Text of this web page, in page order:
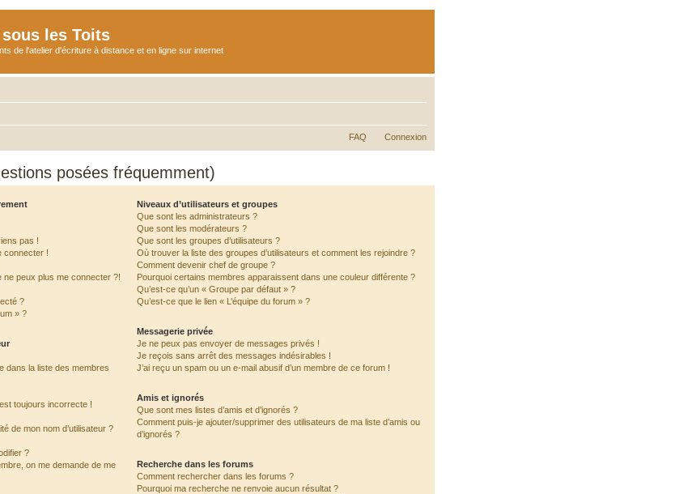
les Toits
de l'atelier d'écriture à distance et en ligne sur internet
FAQ Connexion
posées fréquemment)
pas !
connecter !
peux plus me connecter ?!
?
» ?
dans la liste des membres
toujours incorrecte !
de mon nom d’utilisateur ?
?
on me demande de me
Niveaux d’utilisateurs et groupes
Que sont les administrateurs ?
Que sont les modérateurs ?
Que sont les groupes d’utilisateurs ?
Où trouver la liste des groupes d’utilisateurs et comment les rejoindre ?
Comment devenir chef de groupe ?
Pourquoi certains membres apparaissent dans une couleur différente ?
Qu’est-ce qu’un « Groupe par défaut » ?
Qu’est-ce que le lien « L’équipe du forum » ?
Messagerie privée
Je ne peux pas envoyer de messages privés !
Je reçois sans arrêt des messages indésirables !
J’ai reçu un spam ou un e-mail abusif d’un membre de ce forum !
Amis et ignorés
Que sont mes listes d’amis et d’ignorés ?
Comment puis-je ajouter/supprimer des utilisateurs de ma liste d’amis ou
d’ignorés ?
Recherche dans les forums
Comment rechercher dans les forums ?
Pourquoi ma recherche ne renvoie aucun résultat ?